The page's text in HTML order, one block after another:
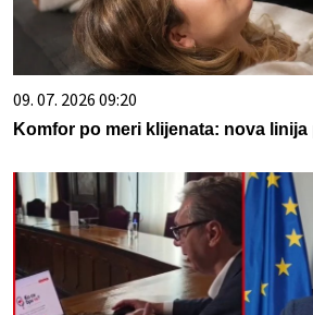
09. 07. 2026 09:20
Komfor po meri klijenata: nova linija